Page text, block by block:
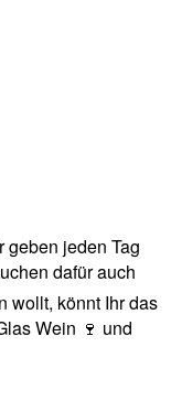
geben jeden Tag
dafür auch
wollt, könnt Ihr das
Wein 🍷 und